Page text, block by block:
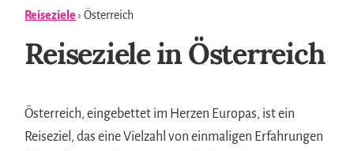
Reiseziele › Österreich
Reiseziele in Österreich
Österreich, eingebettet im Herzen Europas, ist ein
Reiseziel, das eine Vielzahl von einmaligen Erfahrungen